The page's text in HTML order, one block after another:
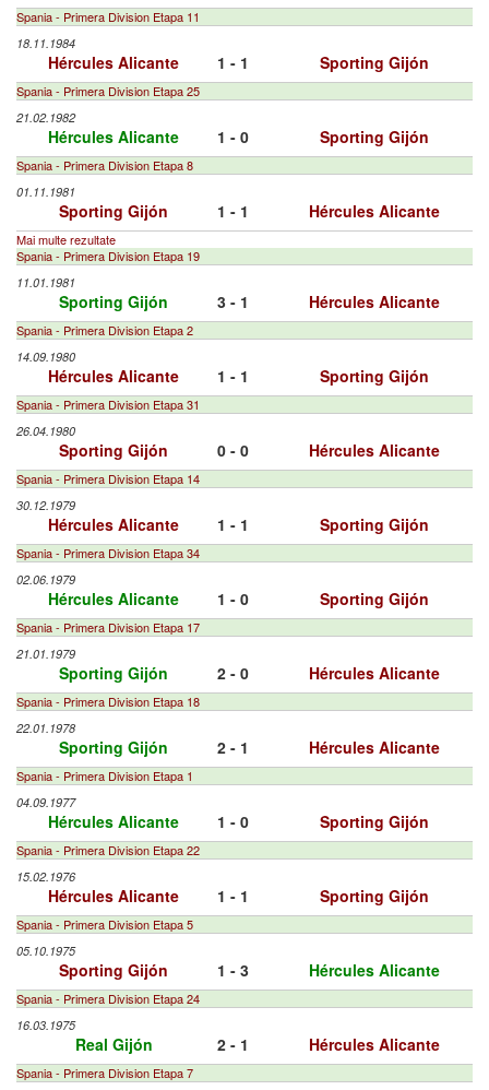
Spania - Primera Division Etapa 11
18.11.1984
Hércules Alicante 1 - 1 Sporting Gijón
Spania - Primera Division Etapa 25
21.02.1982
Hércules Alicante 1 - 0 Sporting Gijón
Spania - Primera Division Etapa 8
01.11.1981
Sporting Gijón 1 - 1 Hércules Alicante
Mai multe rezultate
Spania - Primera Division Etapa 19
11.01.1981
Sporting Gijón 3 - 1 Hércules Alicante
Spania - Primera Division Etapa 2
14.09.1980
Hércules Alicante 1 - 1 Sporting Gijón
Spania - Primera Division Etapa 31
26.04.1980
Sporting Gijón 0 - 0 Hércules Alicante
Spania - Primera Division Etapa 14
30.12.1979
Hércules Alicante 1 - 1 Sporting Gijón
Spania - Primera Division Etapa 34
02.06.1979
Hércules Alicante 1 - 0 Sporting Gijón
Spania - Primera Division Etapa 17
21.01.1979
Sporting Gijón 2 - 0 Hércules Alicante
Spania - Primera Division Etapa 18
22.01.1978
Sporting Gijón 2 - 1 Hércules Alicante
Spania - Primera Division Etapa 1
04.09.1977
Hércules Alicante 1 - 0 Sporting Gijón
Spania - Primera Division Etapa 22
15.02.1976
Hércules Alicante 1 - 1 Sporting Gijón
Spania - Primera Division Etapa 5
05.10.1975
Sporting Gijón 1 - 3 Hércules Alicante
Spania - Primera Division Etapa 24
16.03.1975
Real Gijón 2 - 1 Hércules Alicante
Spania - Primera Division Etapa 7